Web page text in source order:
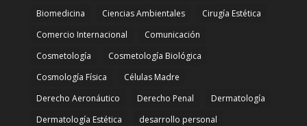
Biomedicina
Ciencias Ambientales
Cirugía Estética
Comercio Internacional
Comunicación
Cosmetología
Cosmetología Biológica
Cosmología Física
Células Madre
Derecho Aeronáutico
Derecho Penal
Dermatología
Dermatología Estética
desarrollo personal